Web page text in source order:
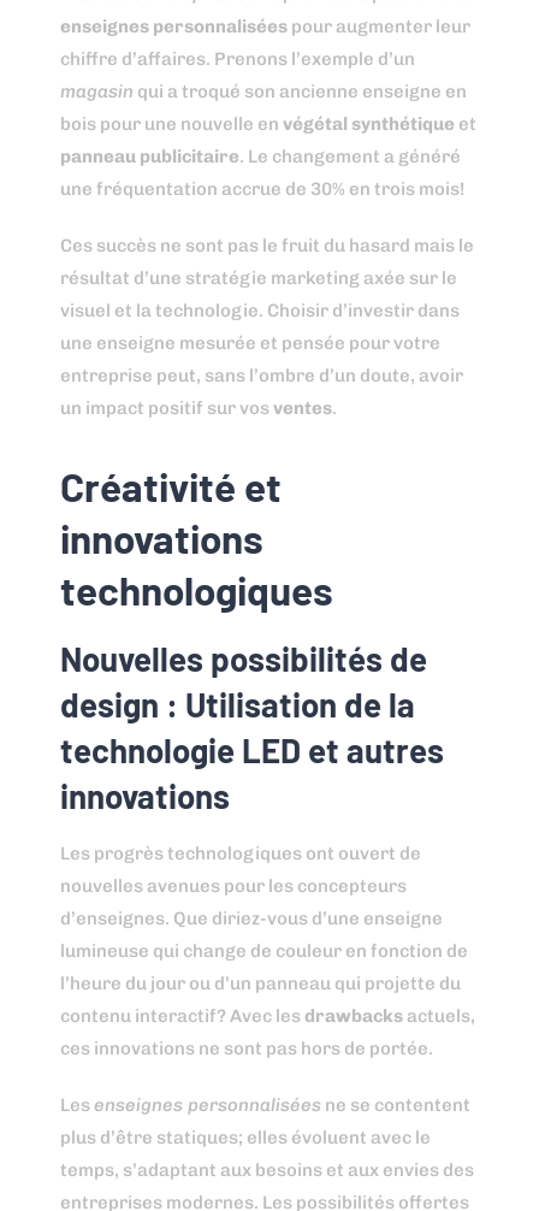
enseignes personnalisées pour augmenter leur
chiffre d’affaires. Prenons l’exemple d’un
magasin qui a troqué son ancienne enseigne en
bois pour une nouvelle en végétal synthétique et
panneau publicitaire. Le changement a généré
une fréquentation accrue de 30% en trois mois!
Ces succès ne sont pas le fruit du hasard mais le
résultat d’une stratégie marketing axée sur le
visuel et la technologie. Choisir d’investir dans
une enseigne mesurée et pensée pour votre
entreprise peut, sans l’ombre d’un doute, avoir
un impact positif sur vosventes.
Créativité et
innovations
technologiques
Nouvelles possibilités de
design : Utilisation de la
technologie LED et autres
innovations
Les progrès technologiques ont ouvert de
nouvelles avenues pour les concepteurs
d’enseignes. Que diriez-vous d’une enseigne
lumineuse qui change de couleur en fonction de
l’heure du jour ou d’un panneau qui projette du
contenu interactif? Avec lesdrawbacks actuels,
ces innovations ne sont pas hors de portée.
Lesenseignes personnalisées ne se contentent
plus d’être statiques; elles évoluent avec le
temps, s’adaptant aux besoins et aux envies des
entreprises modernes. Les possibilités offertes